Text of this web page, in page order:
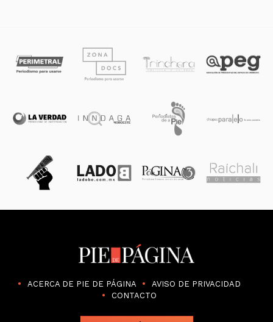
ACERCA DE PIE DE PÁGINA
AVISO DE PRIVACIDAD
CONTACTO